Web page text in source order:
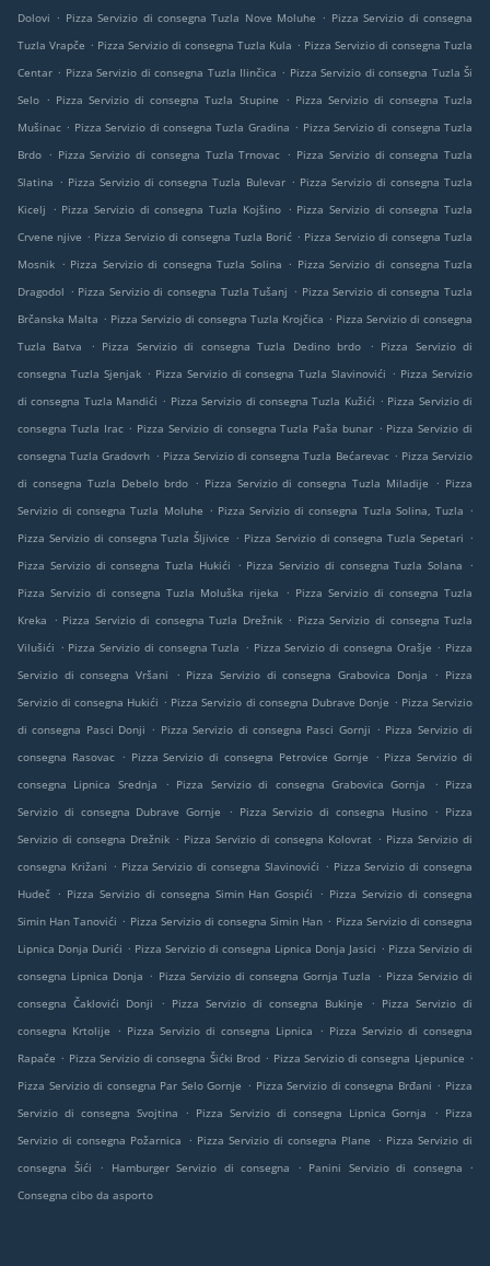
Dolovi . Pizza Servizio di consegna Tuzla Nove Moluhe . Pizza Servizio di consegna
Tuzla Vrapče . Pizza Servizio di consegna Tuzla Kula . Pizza Servizio di consegna Tuzla
Centar . Pizza Servizio di consegna Tuzla Ilinčica . Pizza Servizio di consegna Tuzla Ši
Selo . Pizza Servizio di consegna Tuzla Stupine . Pizza Servizio di consegna Tuzla
Mušinac . Pizza Servizio di consegna Tuzla Gradina . Pizza Servizio di consegna Tuzla
Brdo . Pizza Servizio di consegna Tuzla Trnovac . Pizza Servizio di consegna Tuzla
Slatina . Pizza Servizio di consegna Tuzla Bulevar . Pizza Servizio di consegna Tuzla
Kicelj
. Pizza Servizio di consegna Tuzla Kojšino . Pizza Servizio di consegna Tuzla
Crvene njive . Pizza Servizio di consegna Tuzla Borić . Pizza Servizio di consegna Tuzla
Mosnik . Pizza Servizio di consegna Tuzla Solina . Pizza Servizio di consegna Tuzla
Dragodol . Pizza Servizio di consegna Tuzla Tušanj . Pizza Servizio di consegna Tuzla
Brčanska Malta . Pizza Servizio di consegna Tuzla Krojčica . Pizza Servizio di consegna
Tuzla Batva
. Pizza Servizio di consegna Tuzla Dedino brdo . Pizza Servizio di
consegna Tuzla Sjenjak . Pizza Servizio di consegna Tuzla Slavinovići . Pizza Servizio
di consegna Tuzla Mandići . Pizza Servizio di consegna Tuzla Kužići . Pizza Servizio di
consegna Tuzla Irac . Pizza Servizio di consegna Tuzla Paša bunar . Pizza Servizio di
consegna Tuzla Gradovrh . Pizza Servizio di consegna Tuzla Bećarevac . Pizza Servizio
di consegna Tuzla Debelo brdo . Pizza Servizio di consegna Tuzla Miladije . Pizza
Servizio di consegna Tuzla Moluhe . Pizza Servizio di consegna Tuzla Solina, Tuzla .
Pizza Servizio di consegna Tuzla Šljivice . Pizza Servizio di consegna Tuzla Sepetari .
Pizza Servizio di consegna Tuzla Hukići
. Pizza Servizio di consegna Tuzla Solana
.
Pizza Servizio di consegna Tuzla Moluška rijeka
. Pizza Servizio di consegna Tuzla
Kreka
. Pizza Servizio di consegna Tuzla Drežnik . Pizza Servizio di consegna Tuzla
Vilušići . Pizza Servizio di consegna Tuzla . Pizza Servizio di consegna Orašje . Pizza
Servizio di consegna Vršani
. Pizza Servizio di consegna Grabovica Donja . Pizza
Servizio di consegna Hukići . Pizza Servizio di consegna Dubrave Donje . Pizza Servizio
di consegna Pasci Donji . Pizza Servizio di consegna Pasci Gornji . Pizza Servizio di
consegna Rasovac . Pizza Servizio di consegna Petrovice Gornje . Pizza Servizio di
consegna Lipnica Srednja
. Pizza Servizio di consegna Grabovica Gornja . Pizza
Servizio di consegna Dubrave Gornje
. Pizza Servizio di consegna Husino . Pizza
Servizio di consegna Drežnik . Pizza Servizio di consegna Kolovrat . Pizza Servizio di
consegna Križani . Pizza Servizio di consegna Slavinovići . Pizza Servizio di consegna
Hudeč . Pizza Servizio di consegna Simin Han Gospići . Pizza Servizio di consegna
Simin Han Tanovići . Pizza Servizio di consegna Simin Han . Pizza Servizio di consegna
Lipnica Donja Durići . Pizza Servizio di consegna Lipnica Donja Jasici . Pizza Servizio di
consegna Lipnica Donja . Pizza Servizio di consegna Gornja Tuzla . Pizza Servizio di
consegna Čaklovići Donji
. Pizza Servizio di consegna Bukinje . Pizza Servizio di
consegna Krtolije
. Pizza Servizio di consegna Lipnica . Pizza Servizio di consegna
Rapače . Pizza Servizio di consegna Šićki Brod . Pizza Servizio di consegna Ljepunice .
Pizza Servizio di consegna Par Selo Gornje . Pizza Servizio di consegna Brđani . Pizza
Servizio di consegna Svojtina
. Pizza Servizio di consegna Lipnica Gornja . Pizza
Servizio di consegna Požarnica
. Pizza Servizio di consegna Plane . Pizza Servizio di
consegna Šići
. Hamburger Servizio di consegna . Panini Servizio di consegna
.
Consegna cibo da asporto